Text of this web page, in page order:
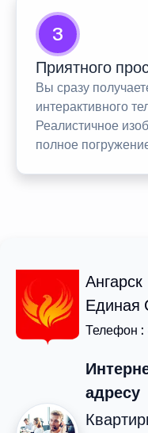
3
Приятного
Вы сразу
интерактивного
Реалистичное
полное
Ангарск
Единая
Телефон :
адресу